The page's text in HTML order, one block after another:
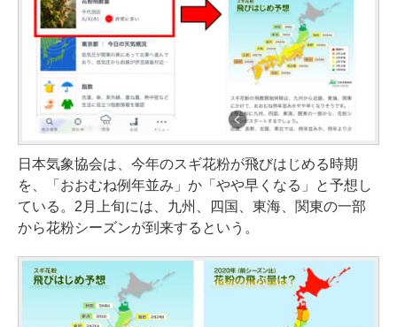
日本気象協会は、今年のスギ花粉が飛びはじめる時期
を、「おおむね例年並み」か「やや早くなる」と予想し
ている。2月上旬には、九州、四国、東海、関東の一部
から花粉シーズンが到来するという。